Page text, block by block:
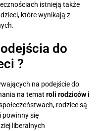
istnieją także
które wynikają z
do
?
na podejście do
na temat roli rodziców i
rodzice są
powinny się
liberalnych